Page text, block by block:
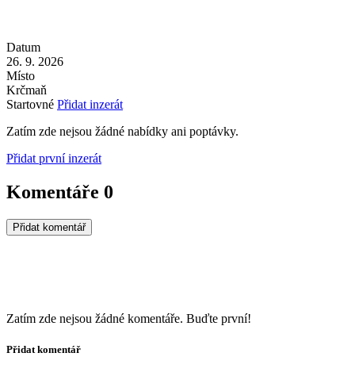
Datum
26. 9. 2026
Místo
Krčmaň
Startovné Přidat inzerát
Zatím zde nejsou žádné nabídky ani poptávky.
Přidat první inzerát
Komentáře 0
Přidat komentář
Zatím zde nejsou žádné komentáře. Buďte první!
Přidat komentář